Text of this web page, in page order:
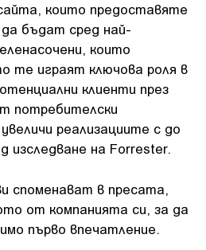
които предоставяте
бъдат сред най-
които
те играят ключова роля в
клиенти през
потребителски
реализациите с до
изследване на Forrester.
споменават в пресата,
от компанията си, за да
първо впечатление.